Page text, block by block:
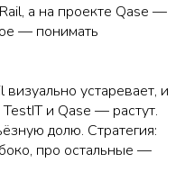
а на проекте Qase —
— понимать
устаревает, и
и Qase — растут.
долю. Стратегия:
про остальные —